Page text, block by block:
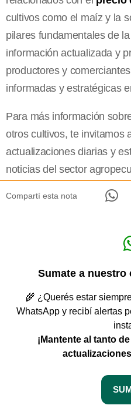
cultivos como el maíz y la
pilares fundamentales de
información actualizada y
productores y
informadas y estratégicas
Para más información
otros cultivos, te invitamos
actualizaciones diarias y
noticias del sector
Compartí esta nota
Sumate a nuestro
🌾 ¿Querés estar
WhatsApp y recibí alertas
¡Mantente al tanto